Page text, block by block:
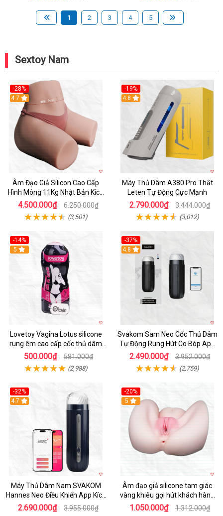
1 2 3 4 5
Sextoy Nam
-28%
4.7
Âm Đạo Giả Silicon Cao Cấp
Hình Mông 11Kg Nhật Bản Kích
Thước Như Thật
4.500.000₫ 6.250.000₫
(3,501)
-19%
Hot
4.8
Máy Thủ Dâm A380 Pro Thắt
Leten Tự Động Cực Mạnh
2.790.000₫ 3.444.000₫
(3,012)
-14%
Hot
5
Lovetoy Vagina Lotus silicone
rung êm cao cấp cốc thủ dâm
nam
500.000₫ 581.000₫
(2,988)
-37%
4.8
Svakom Sam Neo Cốc Thủ Dâm
Tự Động Rung Hút Co Bóp App
Điều Khiển
2.490.000₫ 3.952.000₫
(2,759)
-32%
Hot
4.7
Máy Thủ Dâm Nam SVAKOM
Hannes Neo Điều Khiển App Kích
Thích
2.690.000₫ 3.955.000₫
-20%
Hot
5
Âm đạo giả silicone tam giác
vàng khiêu gợi hút khách hàng
nam
1.050.000₫ 1.312.000₫